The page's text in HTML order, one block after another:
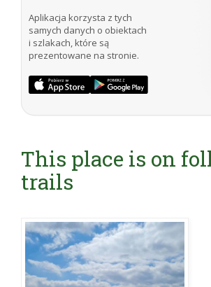
Aplikacja korzysta z tych
samych danych o obiektach
i szlakach, które są
prezentowane na stronie.
This place is on
trails